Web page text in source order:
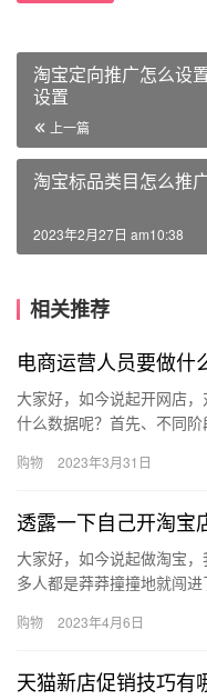
淘宝定向推广怎么设
设置
上一篇
淘宝标品类目怎么推
2023年2月27日 am10:38
相关推荐
电商运营人员要做什
大家好，如今说起开网店
什么数据呢？首先、不同阶
日常…
购物 2023年3月31日
透露一下自己开淘宝
大家好，如今说起做淘宝
多人都是莽莽撞撞地就闯
吧。怎么…
购物 2023年4月6日
天猫新店促销技巧有